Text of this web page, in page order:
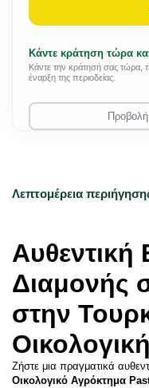
Λεπτομέρεια
Αυθεντική
Διαμονής
στην
Ζήστε μια πραγματικά
Οικολογικό Αγρόκτημα
Κάντε κράτηση τώρα
Κάντε την κράτησή σας τώρα,
έναρξη της περιοδείας.
Προβολή